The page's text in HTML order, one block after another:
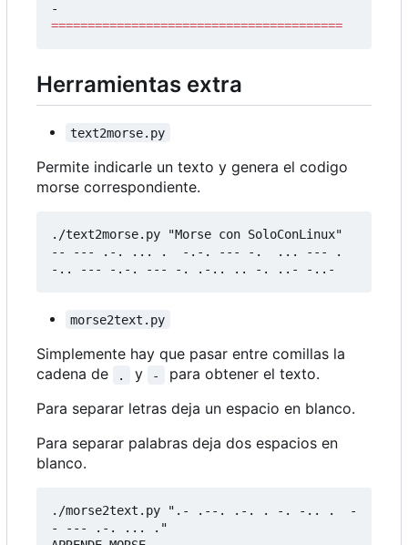
========================================
Herramientas extra
text2morse.py
Permite indicarle un texto y genera el codigo
morse correspondiente.
./text2morse.py "Morse con SoloConLinux"
-- --- .-. ... .  -.-. --- -.  ... --- .
morse2text.py
Simplemente hay que pasar entre comillas la
cadena de
. y -
para obtener el texto.
Para separar letras deja un espacio en blanco.
Para separar palabras deja dos espacios en
blanco.
./morse2text.py ".- .--. .-. . -. -.. .  -
- --- .-. ... ."